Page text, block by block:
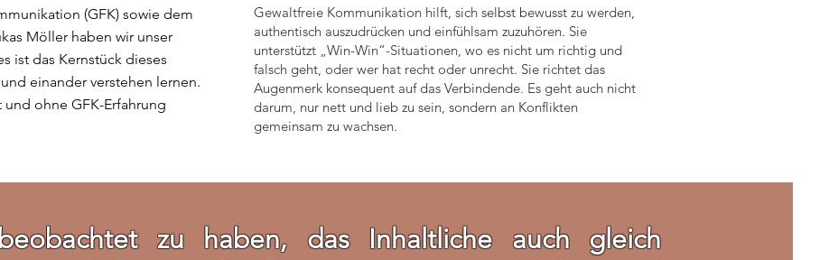
(GFK) sowie dem
Möller haben wir unser
ist das Kernstück dieses
einander verstehen lernen.
und ohne GFK-Erfahrung
Gewaltfreie Kommunikation hilft, sich selbst bewusst zu werden,
authentisch auszudrücken und einfühlsam zuzuhören. Sie
unterstützt „Win-Win“-Situationen, wo es nicht um richtig und
falsch geht, oder wer hat recht oder unrecht. Sie richtet das
Augenmerk konsequent auf das Verbindende. Es geht auch nicht
darum, nur nett und lieb zu sein, sondern an Konflikten
gemeinsam zu wachsen.
zu haben, das Inhaltliche auch gleich